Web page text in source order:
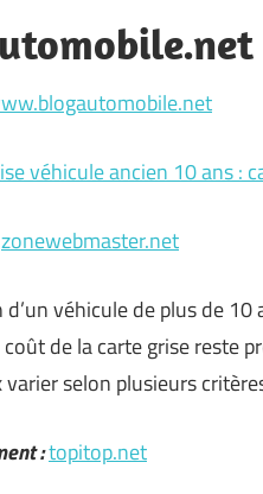
véhicule ancien 10 ans :
zonewebmaster.net
d’un véhicule de plus de
de la carte grise reste
selon plusieurs
:topitop.net